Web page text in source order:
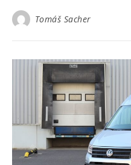
Tomáš Sacher